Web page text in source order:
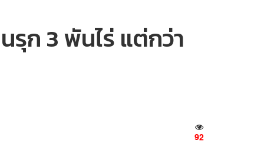
ก 3 พันไร่ แต่กว่า
92